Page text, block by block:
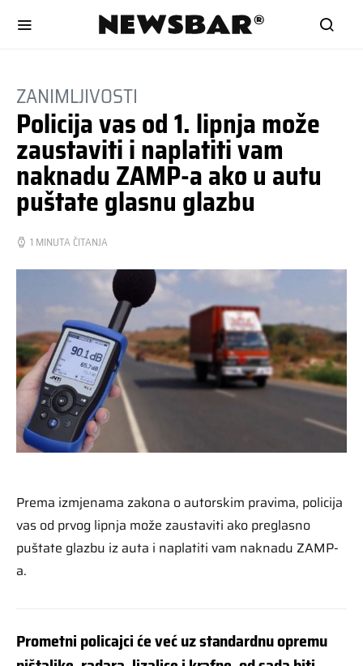
ZANIMLJIVOSTI
Policija vas od 1. lipnja može
zaustaviti i naplatiti vam
naknadu ZAMP-a ako u autu
puštate glasnu glazbu
1 MINUTA ČITANJA
Prema izmjenama zakona o autorskim pravima, policija
vas od prvog lipnja može zaustaviti ako preglasno
puštate glazbu iz auta i naplatiti vam naknadu ZAMP-
a.
Prometni policajci će već uz standardnu opremu